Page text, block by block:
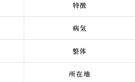
特徴
病気
整体
所在地